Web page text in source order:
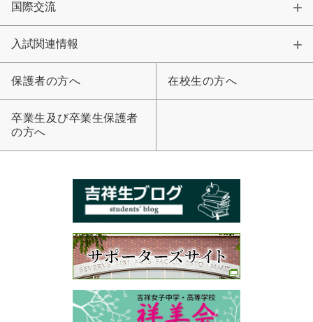
国際交流
入試関連情報
保護者の方へ 在校生の方へ
卒業生及び卒業生保護者
の方へ